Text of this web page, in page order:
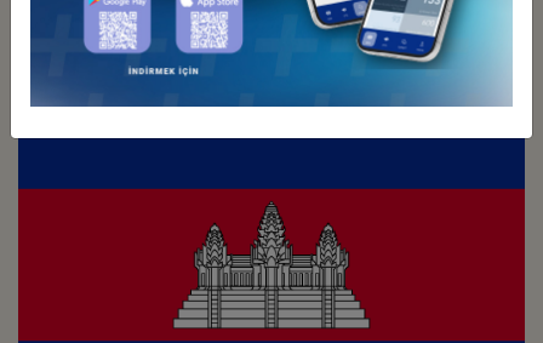
Türkiye - Japonya
İş Konseyi